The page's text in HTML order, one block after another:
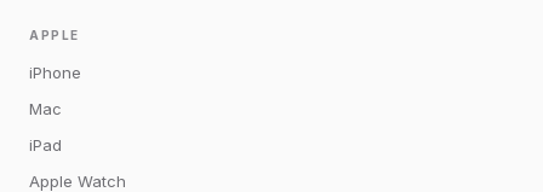
APPLE
iPhone
Mac
iPad
Apple Watch